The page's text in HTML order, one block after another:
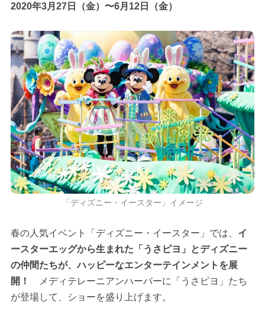
2020年3月27日（金）〜6月12日（金）
「ディズニー・イースター」イメージ
春の人気イベント「ディズニー・イースター」では、 イ
ースターエッグから生まれた「うさピヨ」とディズニー
の仲間たちが、ハッピーなエンターテインメントを展
開！
メディテレーニアンハーバーに「うさピヨ」たち
が登場して、ショーを盛り上げます。